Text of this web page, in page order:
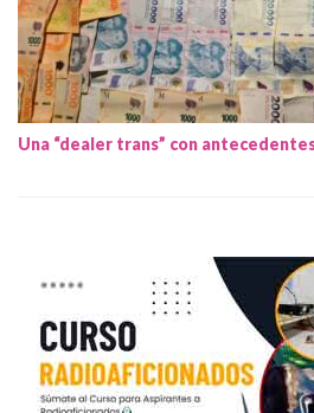
Una “dealer trans” con